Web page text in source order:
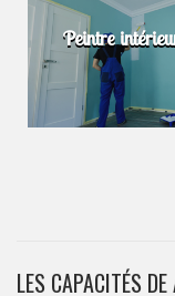
Peintre
LES CAPACITÉS